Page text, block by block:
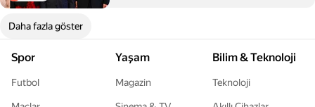
Daha fazla göster
Spor
Futbol
Yaşam
Magazin
Bilim & Teknoloji
Teknoloji